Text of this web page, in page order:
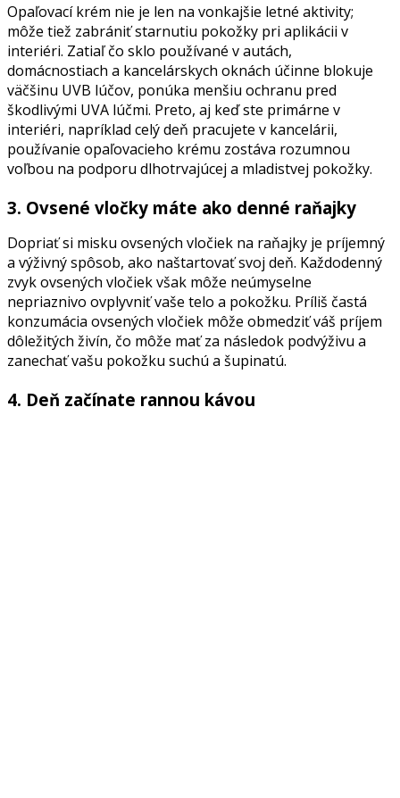
Opaľovací krém nie je len na vonkajšie letné aktivity;
môže tiež zabrániť starnutiu pokožky pri aplikácii v
interiéri. Zatiaľ čo sklo používané v autách,
domácnostiach a kancelárskych oknách účinne blokuje
väčšinu UVB lúčov, ponúka menšiu ochranu pred
škodlivými UVA lúčmi. Preto, aj keď ste primárne v
interiéri, napríklad celý deň pracujete v kancelárii,
používanie opaľovacieho krému zostáva rozumnou
voľbou na podporu dlhotrvajúcej a mladistvej pokožky.
3. Ovsené vločky máte ako denné raňajky
Dopriať si misku ovsených vločiek na raňajky je príjemný
a výživný spôsob, ako naštartovať svoj deň. Každodenný
zvyk ovsených vločiek však môže neúmyselne
nepriaznivo ovplyvniť vaše telo a pokožku. Príliš častá
konzumácia ovsených vločiek môže obmedziť váš príjem
dôležitých živín, čo môže mať za následok podvýživu a
zanechať vašu pokožku suchú a šupinatú.
4. Deň začínate rannou kávou